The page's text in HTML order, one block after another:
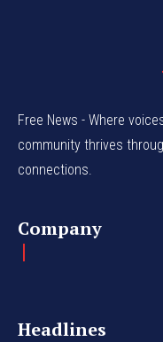
Free News - Where
community thrives
connections.
Company
Headlines